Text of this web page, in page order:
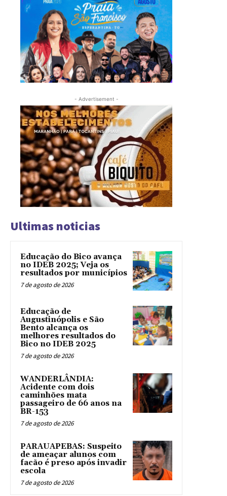
- Advertisement -
Ultimas noticias
Educação do Bico avança
no IDEB 2025; Veja os
resultados por municípios
7 de agosto de 2026
Educação de
Augustinópolis e São
Bento alcança os
melhores resultados do
Bico no IDEB 2025
7 de agosto de 2026
WANDERLÂNDIA:
Acidente com dois
caminhões mata
passageiro de 66 anos na
BR-153
7 de agosto de 2026
PARAUAPEBAS: Suspeito
de ameaçar alunos com
facão é preso após invadir
escola
7 de agosto de 2026